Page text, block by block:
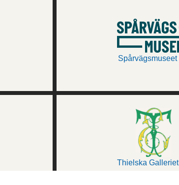
Spårvägsmuseet
Thielska Galleriet